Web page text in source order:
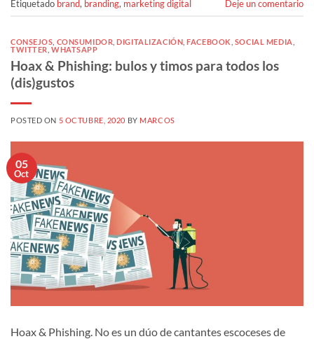
Etiquetado brand, branding, marketing digital Deje un comentario
CONSEJOS CONSUMIDOR ,DIGITALIZACIÓN ,FACEBOOK SOCIAL MEDIA
TWITTER ,WHATSAPP
Hoax & Phishing: bulos y timos para todos los
(dis)gustos
POSTED ON 5 OCTUBRE, 2020 BY MARCOS
05
Oct
Hoax & Phishing. No es un dúo de cantantes escoceses de